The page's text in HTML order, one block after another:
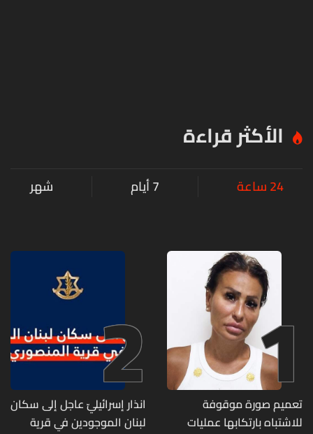
الأكثر قراءة
24 ساعة 7 أيام شهر
1
تعميم صورة موقوفة
للاشتباه بارتكابها عمليات
2
انذار إسرائيليّ عاجل إلى سكان
لبنان الموجودين في قرية